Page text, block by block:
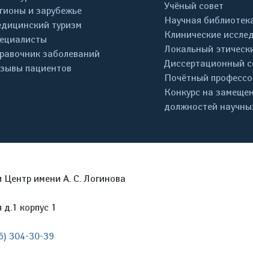
и зарубежье
туризм
заболеваний
пациентов
Учёный совет
Научная
Клинические
Локальный
Диссертационный
Почётный
Конкурс на
должностей
имени А. С. Логинова
корпус 1
304-30-39